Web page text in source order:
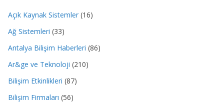
Açık Kaynak Sistemler (16)
Ağ Sistemleri (33)
Antalya Bilişim Haberleri (86)
Ar&ge ve Teknoloji (210)
Bilişim Etkinlikleri (87)
Bilişim Firmaları (56)